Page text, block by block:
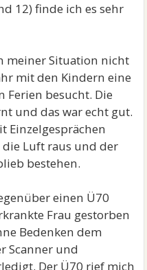
12) finde ich es sehr
meiner Situation nicht
mit den Kindern eine
Ferien besucht. Die
und das war echt gut.
Einzelgesprächen
Luft raus und der
bestehen.
einen Ü70
Frau gestorben
Bedenken dem
Scanner und
Der Ü70 rief mich